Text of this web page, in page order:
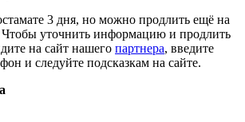
3 дня, но можно продлить ещё на
уточнить информацию и продлить
на сайт нашего партнера, введите
и следуйте подсказкам на сайте.